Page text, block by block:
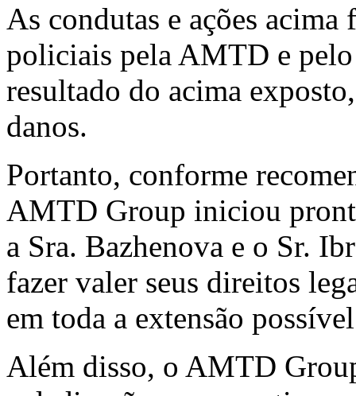
As condutas e ações acima
policiais pela AMTD e
resultado do acima
danos.
Portanto, conforme
AMTD Group iniciou
a Sra. Bazhenova e o Sr.
fazer valer seus direitos
em toda a extensão
Além disso, o AMTD